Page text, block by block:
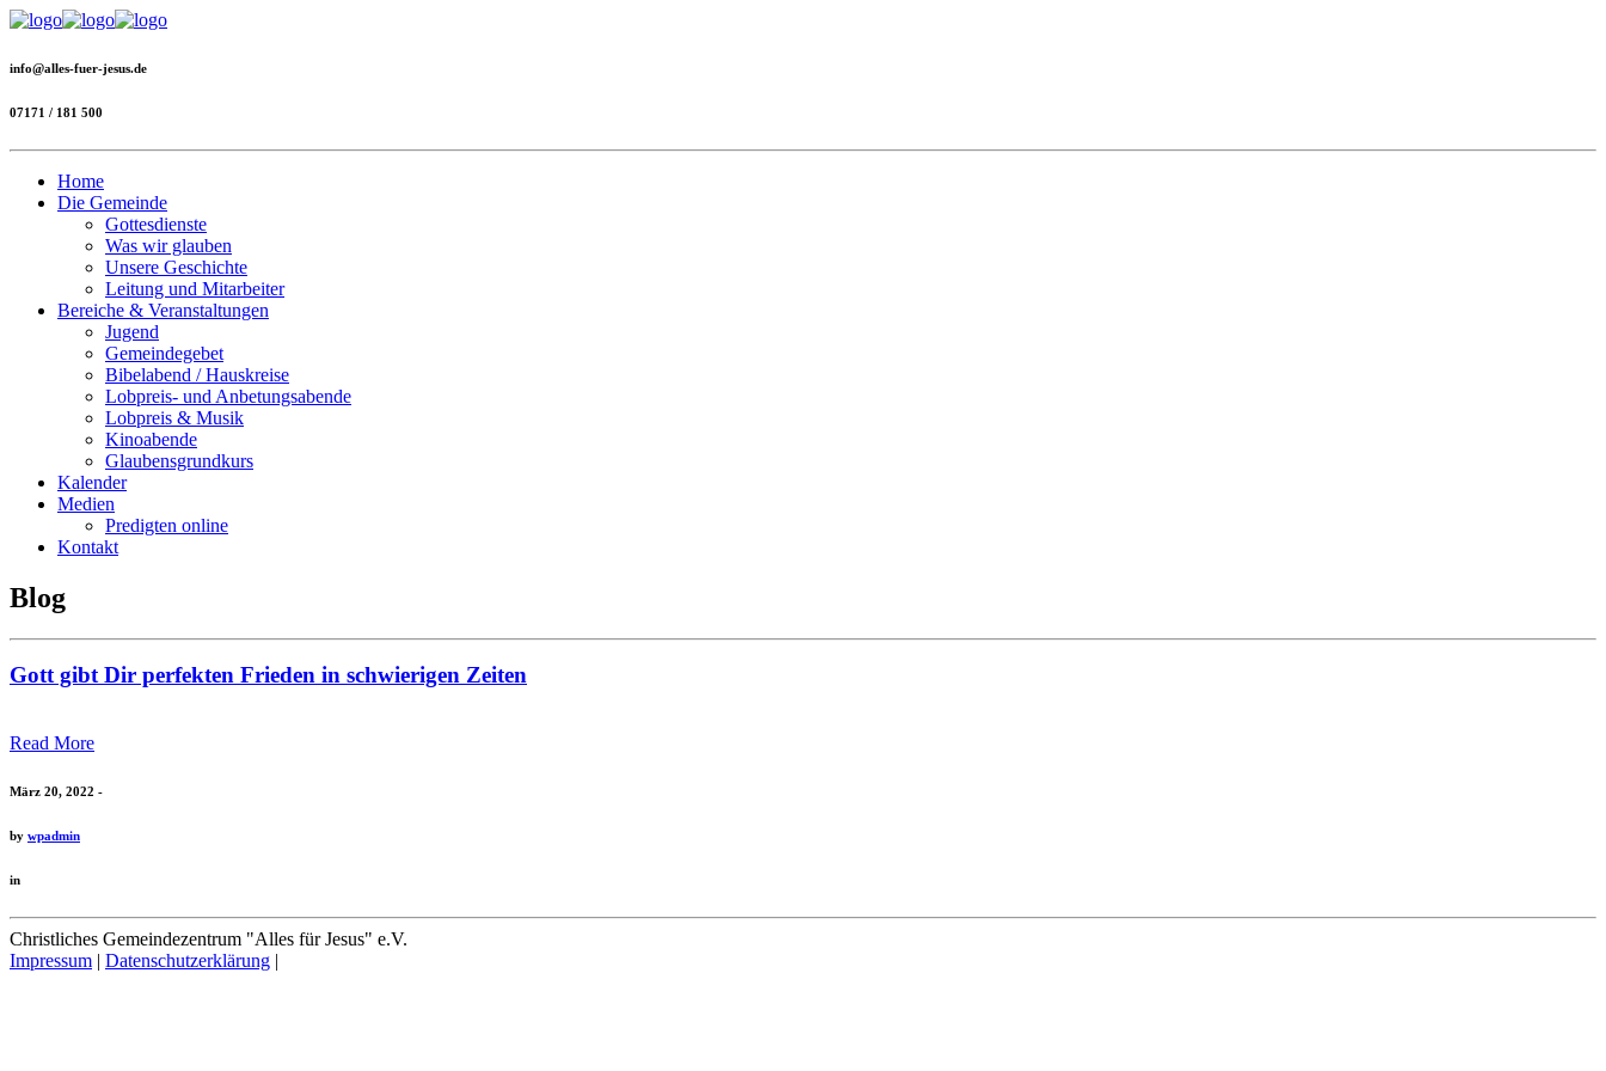
info@alles-fuer-jesus.de
07171 / 181 500
Home
Die Gemeinde
Gottesdienste
Was wir glauben
Unsere Geschichte
Leitung und Mitarbeiter
Bereiche & Veranstaltungen
Jugend
Gemeindegebet
Bibelabend / Hauskreise
Lobpreis- und Anbetungsabende
Lobpreis & Musik
Kinoabende
Glaubensgrundkurs
Kalender
Medien
Predigten online
Kontakt
Blog
Gott gibt Dir perfekten Frieden in schwierigen Zeiten
Read More
März 20, 2022 -
by wpadmin
in
Christliches Gemeindezentrum "Alles für Jesus" e.V.
Impressum | Datenschutzerklärung |